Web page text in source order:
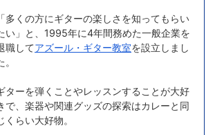
「多くの方にギターの楽しさを知ってもらい
い」と、1995年に4年間務めた一般企業を
職してアズール・ギター教室を設立しまし
。
ターを弾くことやレッスンすることが大好
で、楽器や関連グッズの探索はカレーと同
くらい大好物。